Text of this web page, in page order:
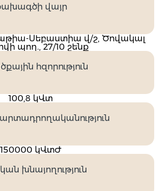
վայր
Սեբաստիա վ/շ, Ծովակալ
պող., 27/10 շենք
հզորություն
100,8 կՎտ
150000 կՎտԺ
խնայողություն